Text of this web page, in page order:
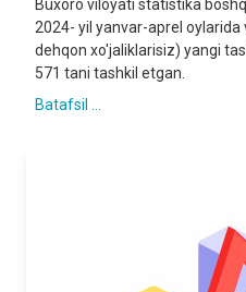
Buxoro viloyati statistika
2024- yil yanvar-aprel
dehqon xo'jaliklarisiz) yangi
571 tani tashkil etgan.
Batafsil ...